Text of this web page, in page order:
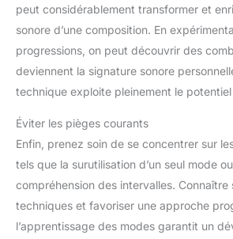
peut considérablement transformer et
sonore d’une composition. En
progressions, on peut découvrir des
deviennent la signature sonore
technique exploite pleinement le
Éviter les pièges courants
Enfin, prenez soin de se concentrer sur
tels que la surutilisation d’un seul mode
compréhension des intervalles. Connaître
techniques et favoriser une approche
l’apprentissage des modes garantit un